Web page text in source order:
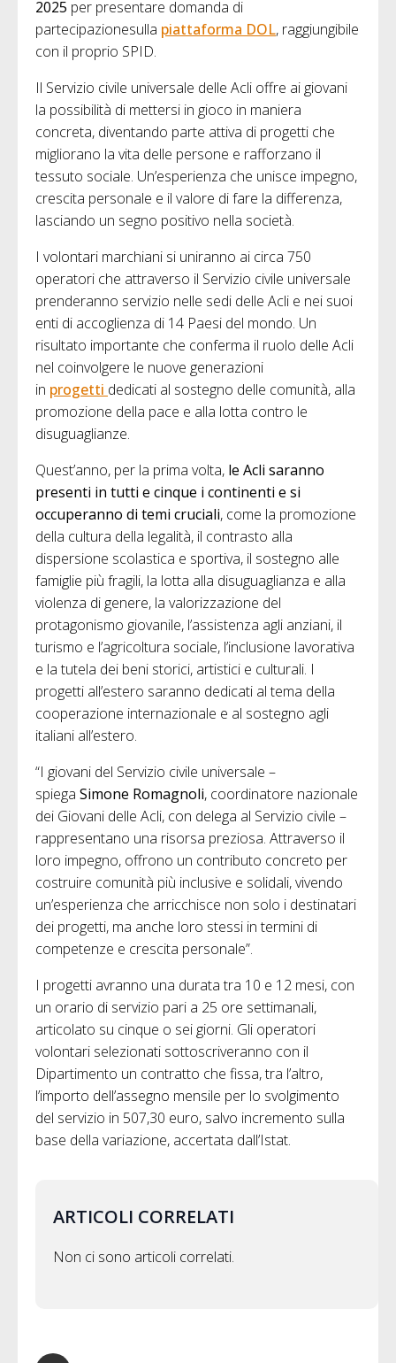
2025 per presentare domanda di
partecipazionesulla piattaforma DOL, raggiungibile
con il proprio SPID.
Il Servizio civile universale delle Acli offre ai giovani
la possibilità di mettersi in gioco in maniera
concreta, diventando parte attiva di progetti che
migliorano la vita delle persone e rafforzano il
tessuto sociale. Un’esperienza che unisce impegno,
crescita personale e il valore di fare la differenza,
lasciando un segno positivo nella società.
I volontari marchiani si uniranno ai circa 750
operatori che attraverso il Servizio civile universale
prenderanno servizio nelle sedi delle Acli e nei suoi
enti di accoglienza di 14 Paesi del mondo. Un
risultato importante che conferma il ruolo delle Acli
nel coinvolgere le nuove generazioni
in progetti dedicati al sostegno delle comunità, alla
promozione della pace e alla lotta contro le
disuguaglianze.
Quest’anno, per la prima volta, le Acli saranno
presenti in tutti e cinque i continenti e si
occuperanno di temi cruciali, come la promozione
della cultura della legalità, il contrasto alla
dispersione scolastica e sportiva, il sostegno alle
famiglie più fragili, la lotta alla disuguaglianza e alla
violenza di genere, la valorizzazione del
protagonismo giovanile, l’assistenza agli anziani, il
turismo e l’agricoltura sociale, l’inclusione lavorativa
e la tutela dei beni storici, artistici e culturali. I
progetti all’estero saranno dedicati al tema della
cooperazione internazionale e al sostegno agli
italiani all’estero.
“I giovani del Servizio civile universale –
spiega Simone Romagnoli, coordinatore nazionale
dei Giovani delle Acli, con delega al Servizio civile –
rappresentano una risorsa preziosa. Attraverso il
loro impegno, offrono un contributo concreto per
costruire comunità più inclusive e solidali, vivendo
un’esperienza che arricchisce non solo i destinatari
dei progetti, ma anche loro stessi in termini di
competenze e crescita personale”.
I progetti avranno una durata tra 10 e 12 mesi, con
un orario di servizio pari a 25 ore settimanali,
articolato su cinque o sei giorni. Gli operatori
volontari selezionati sottoscriveranno con il
Dipartimento un contratto che fissa, tra l’altro,
l’importo dell’assegno mensile per lo svolgimento
del servizio in 507,30 euro, salvo incremento sulla
base della variazione, accertata dall’Istat.
ARTICOLI CORRELATI
Non ci sono articoli correlati.